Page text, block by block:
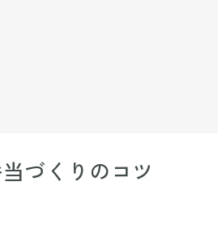
づくりのコツ